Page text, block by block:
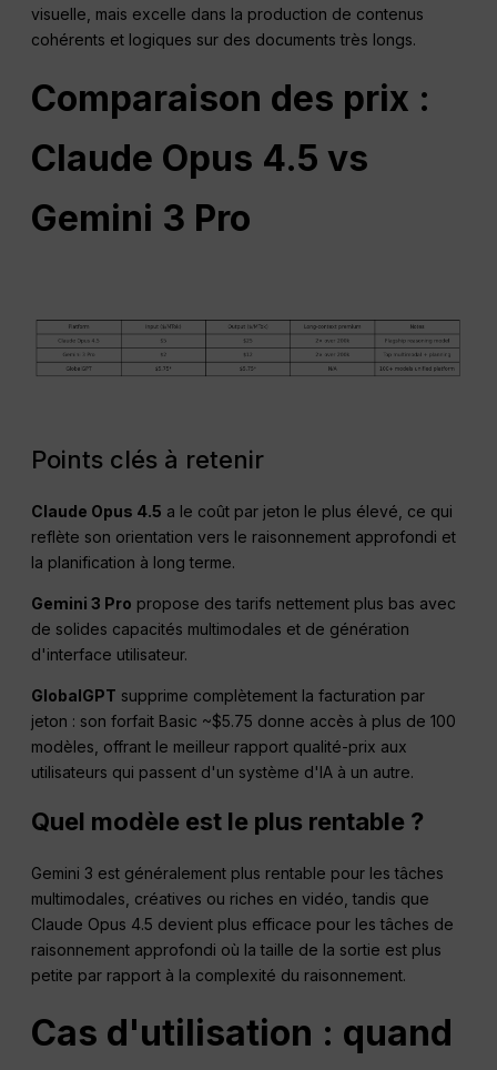
visuelle, mais excelle dans la production de contenus
cohérents et logiques sur des documents très longs.
Comparaison des prix :
Claude Opus 4.5 vs
Gemini 3 Pro
Points clés à retenir
Claude Opus 4.5 a le coût par jeton le plus élevé, ce qui
reflète son orientation vers le raisonnement approfondi et
la planification à long terme.
Gemini 3 Pro propose des tarifs nettement plus bas avec
de solides capacités multimodales et de génération
d'interface utilisateur.
GlobalGPT supprime complètement la facturation par
jeton : son forfait Basic ~$5.75 donne accès à plus de 100
modèles, offrant le meilleur rapport qualité-prix aux
utilisateurs qui passent d'un système d'IA à un autre.
Quel modèle est le plus rentable ?
Gemini 3 est généralement plus rentable pour les tâches
multimodales, créatives ou riches en vidéo, tandis que
Claude Opus 4.5 devient plus efficace pour les tâches de
raisonnement approfondi où la taille de la sortie est plus
petite par rapport à la complexité du raisonnement.
Cas d'utilisation : quand